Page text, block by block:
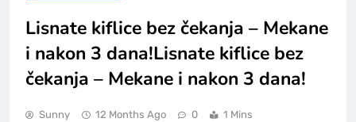
Lisnate kiflice bez čekanja – Mekane
i nakon 3 dana!Lisnate kiflice bez
čekanja – Mekane i nakon 3 dana!
Sunny 12 Months Ago 0 1 Mins